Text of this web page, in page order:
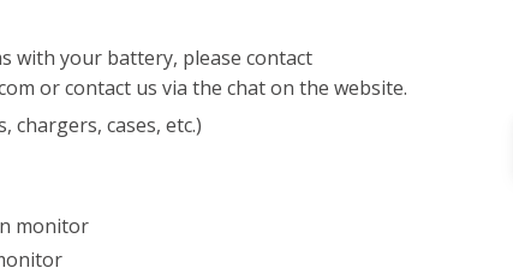
with your battery, please contact
or contact us via the chat on the website.
chargers, cases, etc.)
monitor